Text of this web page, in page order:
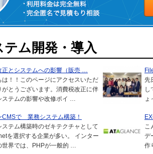
テム開発・導入
正とシステムへの影響（販売 …
は！！このページにアクセスいただ
がとうございます。消費税改正に伴
ステムの影響や改修ポイ …
先
し
ょ
CMSで 業務システム構築！
ステム構築時のゼキテクチャとして
を選択する企業が多い。 インター
世界では、PHPが一般的 …
こ
デ
作